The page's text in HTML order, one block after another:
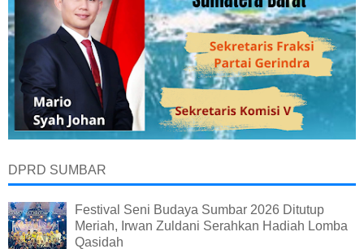
DPRD SUMBAR
Festival Seni Budaya Sumbar 2026 Ditutup
Meriah, Irwan Zuldani Serahkan Hadiah Lomba
Qasidah